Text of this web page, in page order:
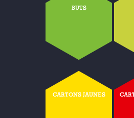
BUTS
CARTONS JAUNES